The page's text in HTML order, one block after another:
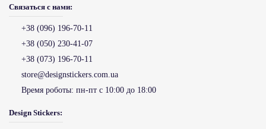
Связаться с нами:
+38 (096) 196-70-11
+38 (050) 230-41-07
+38 (073) 196-70-11
store@designstickers.com.ua
Время роботы: пн-пт с 10:00 до 18:00
Design Stickers: